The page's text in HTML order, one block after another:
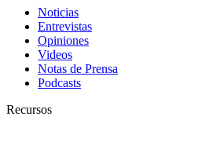
Noticias
Entrevistas
Opiniones
Videos
Notas de Prensa
Podcasts
Recursos